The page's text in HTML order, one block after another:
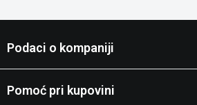
Podaci o kompaniji
Pomoć pri kupovini